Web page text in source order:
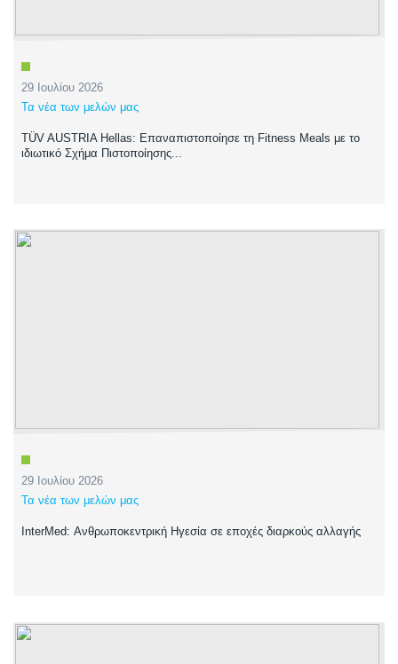
29 Ιουλίου 2026
Τα νέα των μελών μας
TÜV AUSTRIA Hellas: Επαναπιστοποίησε τη Fitness Meals με το
ιδιωτικό Σχήμα Πιστοποίησης...
29 Ιουλίου 2026
Τα νέα των μελών μας
InterMed: Ανθρωποκεντρική Ηγεσία σε εποχές διαρκούς αλλαγής